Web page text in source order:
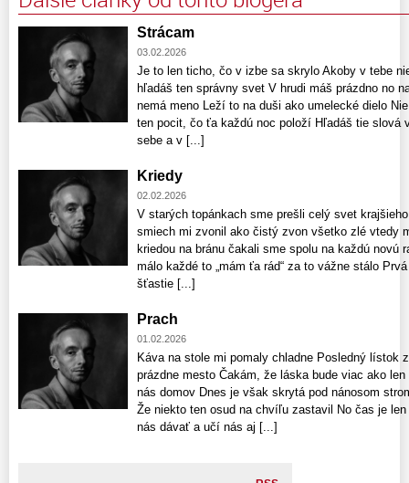
Strácam
03.02.2026
Je to len ticho, čo v izbe sa skrylo Akoby v tebe
hľadáš ten správny svet V hrudi máš prázdno no
nemá meno Leží to na duši ako umelecké dielo
ten pocit, čo ťa každú noc položí Hľadáš tie slová
sebe a v [...]
Kriedy
02.02.2026
V starých topánkach sme prešli celý svet
smiech mi zvonil ako čistý zvon všetko zlé vtedy
kriedou na bránu čakali sme spolu na každú novú
málo každé to „mám ťa rád“ za to vážne stálo
šťastie [...]
Prach
01.02.2026
Káva na stole mi pomaly chladne Posledný lístok
prázdne mesto Čakám, že láska bude viac ako
nás domov Dnes je však skrytá pod nánosom
Že niekto ten osud na chvíľu zastavil No čas je
nás dávať a učí nás aj [...]